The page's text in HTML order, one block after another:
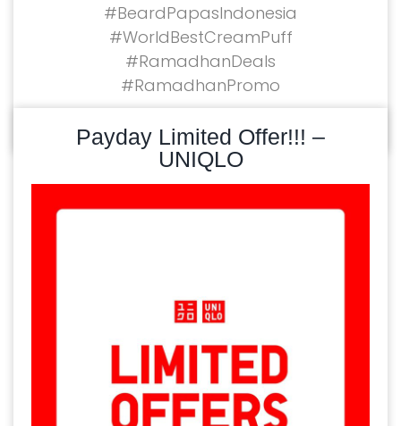
#BeardPapasIndonesia
#WorldBestCreamPuff
#RamadhanDeals
#RamadhanPromo
Payday Limited Offer!!! –
UNIQLO